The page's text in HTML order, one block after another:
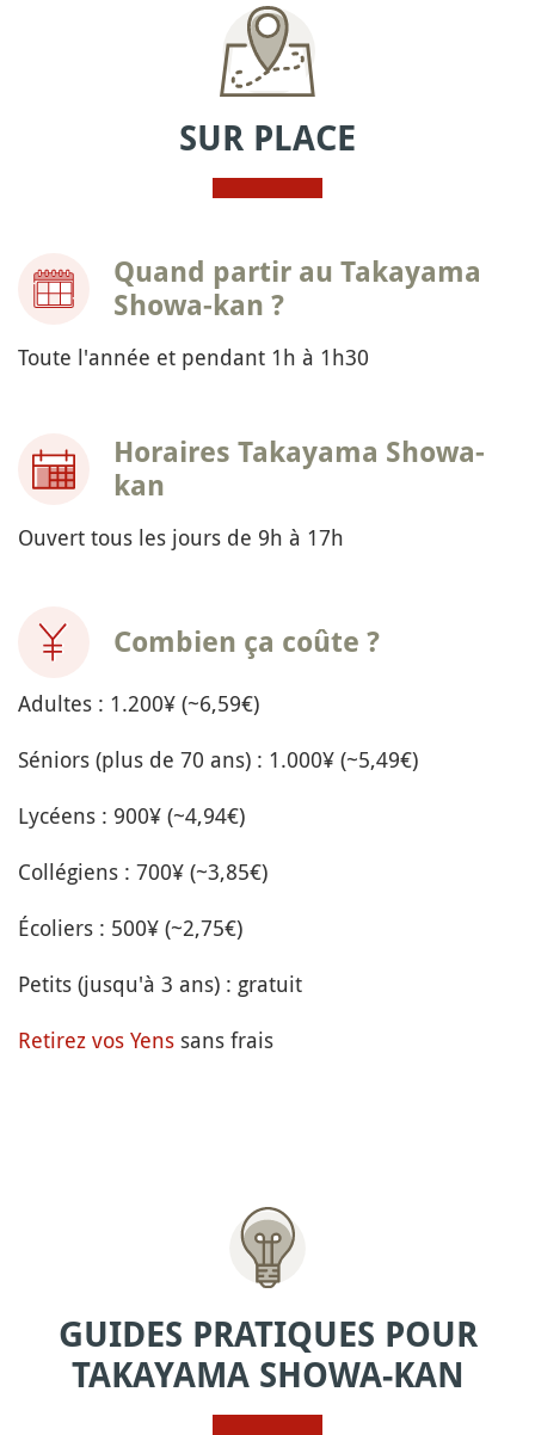
SUR PLACE
Quand partir au Takayama
Showa-kan ?
Toute l'année et pendant 1h à 1h30
Horaires Takayama Showa-
kan
Ouvert tous les jours de 9h à 17h
Combien ça coûte ?
Adultes : 1.200¥ (~6,59€)
Séniors (plus de 70 ans) : 1.000¥ (~5,49€)
Lycéens : 900¥ (~4,94€)
Collégiens : 700¥ (~3,85€)
Écoliers : 500¥ (~2,75€)
Petits (jusqu'à 3 ans) : gratuit
Retirez vos Yens sans frais
GUIDES PRATIQUES POUR
TAKAYAMA SHOWA-KAN